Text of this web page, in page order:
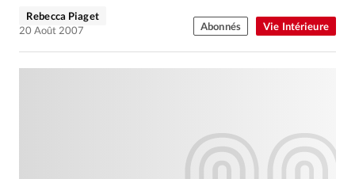
Actualité internationale
Chronique
Culture
Dossier
Eglises Foi Génération réveil
Monde
Vie Intérieure
Rebecca Piaget
20 Août 2007
Abonnés